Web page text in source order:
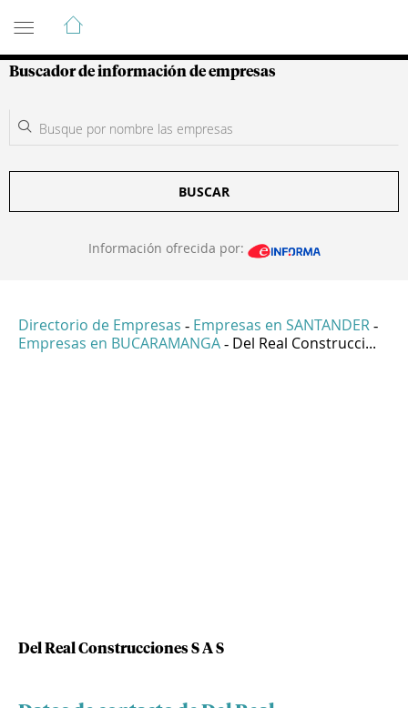
Guía de Empresas Colombianas
Buscador de información de empresas
BUSCAR
Información ofrecida por:
Directorio de Empresas - Empresas en SANTANDER -
Empresas en BUCARAMANGA - Del Real Construcci...
Del Real Construcciones S A S